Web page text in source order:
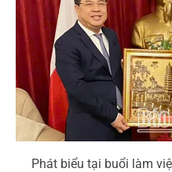
Phát biểu tại buổi làm